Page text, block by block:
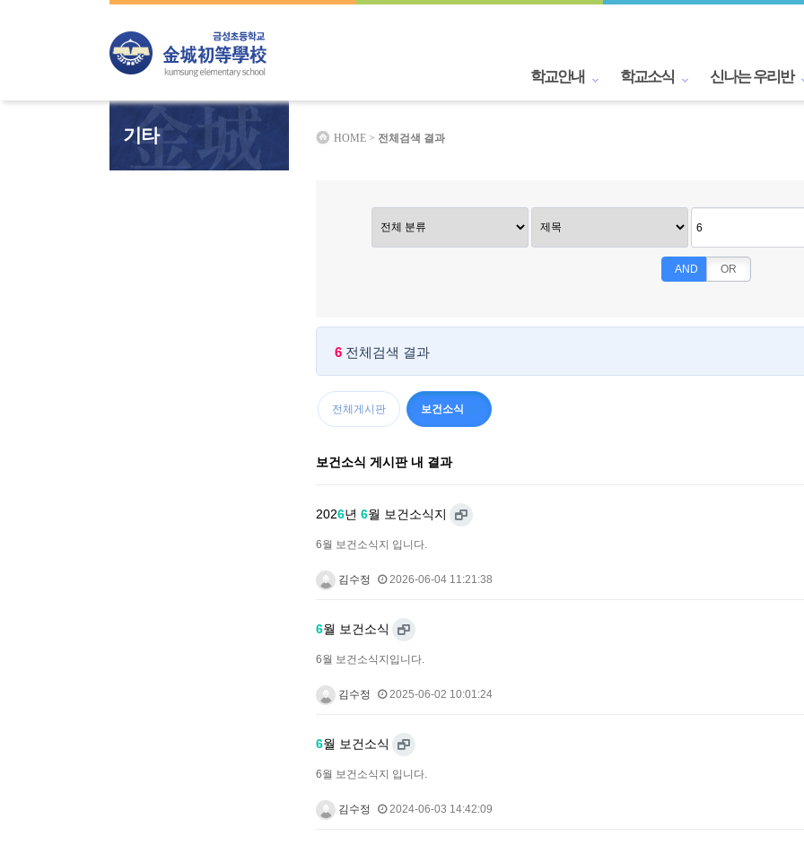
학교안내 학교소식 신나는 우리반
하위분류 하위분류 하위분류
기타 HOME > 전체검색 결과
AND OR
6 전체검색 결과
전체게시판 보건소식 10
보건소식 게시판 내 결과
2026년 6월 보건소식지
6월 보건소식지 입니다.
김수정 2026-06-04 11:21:38
6월 보건소식
6월 보건소식지입니다.
김수정 2025-06-02 10:01:24
6월 보건소식
6월 보건소식지 입니다.
김수정 2024-06-03 14:42:09